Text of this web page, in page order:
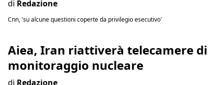
di Redazione
Cnn, 'su alcune questioni coperte da privilegio esecutivo'
Aiea, Iran riattiverà telecamere di
monitoraggio nucleare
di Redazione